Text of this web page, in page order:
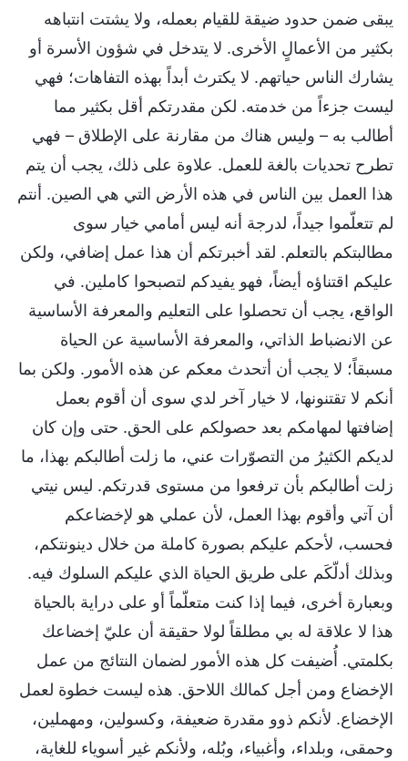
يبقى ضمن حدود ضيقة للقيام بعمله، ولا يشتت انتباهه
بكثير من الأعمالٍ الأخرى. لا يتدخل في شؤون الأسرة أو
يشارك الناس حياتهم. لا يكترث أبداً بهذه التفاهات؛ فهي
ليست جزءاً من خدمته. لكن مقدرتكم أقل بكثير مما
أطالب به – وليس هناك من مقارنة على الإطلاق – فهي
تطرح تحديات بالغة للعمل. علاوة على ذلك، يجب أن يتم
هذا العمل بين الناس في هذه الأرض التي هي الصين. أنتم
لم تتعلّموا جيداً، لدرجة أنه ليس أمامي خيار سوى
مطالبتكم بالتعلم. لقد أخبرتكم أن هذا عمل إضافي، ولكن
عليكم اقتناؤه أيضاً، فهو يفيدكم لتصبحوا كاملين. في
الواقع، يجب أن تحصلوا على التعليم والمعرفة الأساسية
عن الانضباط الذاتي، والمعرفة الأساسية عن الحياة
مسبقاً؛ لا يجب أن أتحدث معكم عن هذه الأمور. ولكن بما
أنكم لا تقتنونها، لا خيار آخر لدي سوى أن أقوم بعمل
إضافتها لمهامكم بعد حصولكم على الحق. حتى وإن كان
لديكم الكثيرُ من التصوّرات عني، ما زلت أطالبكم بهذا، ما
زلت أطالبكم بأن ترفعوا من مستوى قدرتكم. ليس نيتي
أن آتي وأقوم بهذا العمل، لأن عملي هو لإخضاعكم
فحسب، لأحكم عليكم بصورة كاملة من خلال دينونتكم،
وبذلك أدلّكَم على طريق الحياة الذي عليكم السلوك فيه.
وبعبارة أخرى، فيما إذا كنت متعلّماً أو على دراية بالحياة
هذا لا علاقة له بي مطلقاً لولا حقيقة أن عليّ إخضاعك
بكلمتي. أُضيفت كل هذه الأمور لضمان النتائج من عمل
الإخضاع ومن أجل كمالك اللاحق. هذه ليست خطوة لعمل
الإخضاع. لأنكم ذوو مقدرة ضعيفة، وكسولين، ومهملين،
وحمقى، وبلداء، وأغبياء، وبُله، ولأنكم غير أسوياء للغاية،